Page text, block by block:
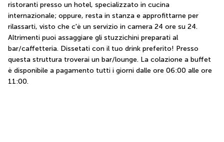
ristoranti presso un hotel, specializzato in cucina
internazionale; oppure, resta in stanza e approfittarne per
rilassarti, visto che c'è un servizio in camera 24 ore su 24.
Altrimenti puoi assaggiare gli stuzzichini preparati al
bar/caffetteria. Dissetati con il tuo drink preferito! Presso
questa struttura troverai un bar/lounge. La colazione a buffet
è disponibile a pagamento tutti i giorni dalle ore 06:00 alle ore
11:00.